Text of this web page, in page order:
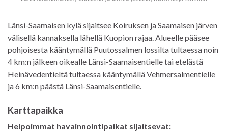
Länsi-Saamaisen kylä sijaitsee Koiruksen ja Saamaisen järven
välisellä kannaksella lähellä Kuopion rajaa. Alueelle pääsee
pohjoisesta kääntymällä Puutossalmen lossilta tultaessa noin
4 km:n jälkeen oikealle Länsi-Saamaisentielle tai etelästä
Heinävedentieltä tultaessa kääntymällä Vehmersalmentielle
ja 6 km:n päästä Länsi-Saamaisentielle.
Karttapaikka
Helpoimmat havainnointipaikat sijaitsevat: